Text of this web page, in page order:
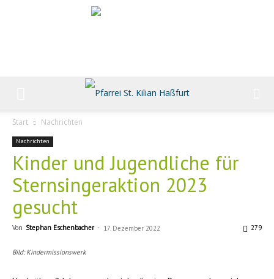
Start Nachrichten
Nachrichten
Kinder und Jugendliche für
Sternsingeraktion 2023
gesucht
Von Stephan Eschenbacher - 17. Dezember 2022 279
Bild: Kindermissionswerk